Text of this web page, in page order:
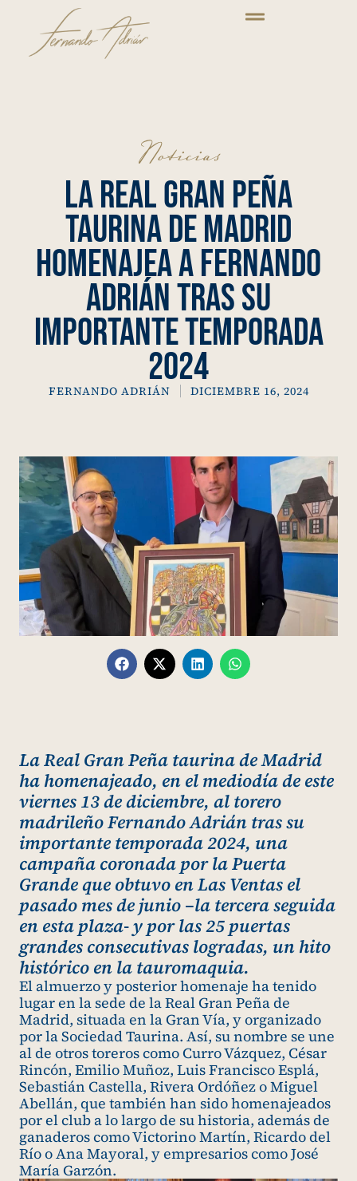
Noticias
La Real Gran Peña
taurina de Madrid
homenajea a Fernando
Adrián tras su
importante temporada
2024
FERNANDO ADRIÁN DICIEMBRE 16, 2024
La Real Gran Peña taurina de Madrid
ha homenajeado, en el mediodía de este
viernes 13 de diciembre, al torero
madrileño Fernando Adrián tras su
importante temporada 2024, una
campaña coronada por la Puerta
Grande que obtuvo en Las Ventas el
pasado mes de junio –la tercera seguida
en esta plaza- y por las 25 puertas
grandes consecutivas logradas, un hito
histórico en la tauromaquia.
El almuerzo y posterior homenaje ha tenido
lugar en la sede de la Real Gran Peña de
Madrid, situada en la Gran Vía, y organizado
por la Sociedad Taurina. Así, su nombre se une
al de otros toreros como Curro Vázquez, César
Rincón, Emilio Muñoz, Luis Francisco Esplá,
Sebastián Castella, Rivera Ordóñez o Miguel
Abellán, que también han sido homenajeados
por el club a lo largo de su historia, además de
ganaderos como Victorino Martín, Ricardo del
Río o Ana Mayoral, y empresarios como José
María Garzón.